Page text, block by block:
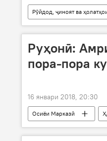
Рӯйдод, ҷиноят ва
Руҳонӣ:
пора-пора
16 январи 2018, 20:30
Осиёи Марказӣ
Ҳасан Руҳонӣ